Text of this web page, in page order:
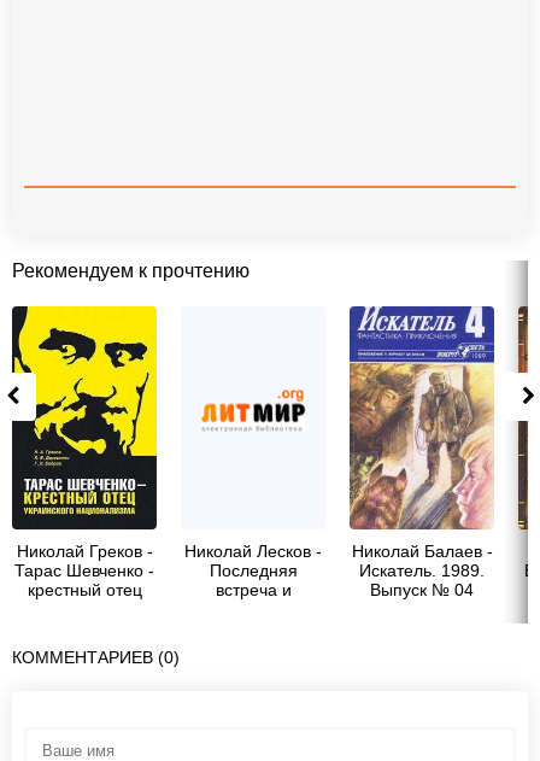
Рекомендуем к прочтению
Николай Греков -
Тарас Шевченко -
крестный отец
Николай Лесков -
Последняя
встреча и
Николай Балаев -
Искатель. 1989.
Выпуск № 04
КОММЕНТАРИЕВ (0)